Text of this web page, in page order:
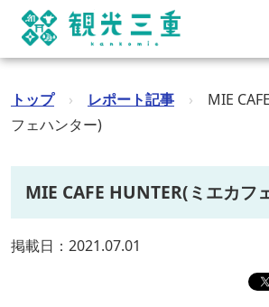
トップ › レポート記事 ›
MIE
フェハンター)
MIE CAFE HUNTER(ミエカフ
掲載日：2021.07.01